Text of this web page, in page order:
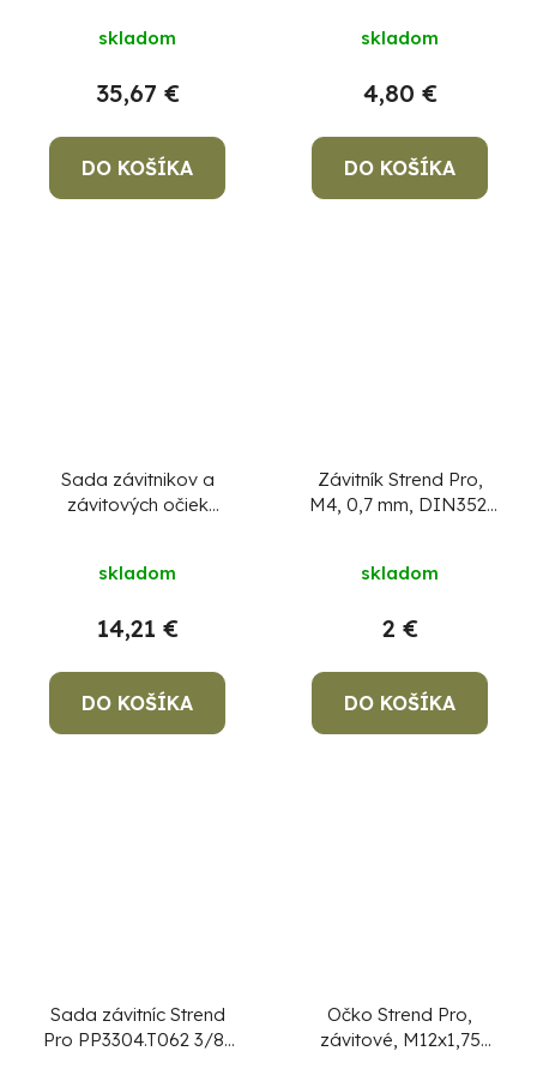
skladom
35,67 €
DO KOŠÍKA
skladom
4,80 €
DO KOŠÍKA
Sada závitnikov a
závitových očiek
skladom
14,21 €
DO KOŠÍKA
Závitník Strend Pro,
M4, 0,7 mm, DIN352,
skladom
2 €
DO KOŠÍKA
Sada závitníc Strend
Pro PP3304.T062 3/8"
Očko Strend Pro,
závitové, M12x1,75